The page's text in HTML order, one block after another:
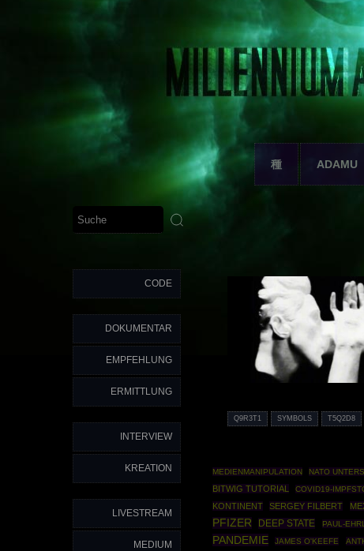
種 ADAMU
CODE
DOKUMENTAR
EMPFEHLUNG
ERMITTLUNG
INTERVIEW
KREATION
LIVESTREAM
MEDIUM
Q9R3T1 SYMBOLS T5Q2D8
MEDIENMANIPULATION NATO
BITWIG TUTORIAL
COVID19-
KONTINENT
SERGEY FILBERT
PFIZER DEEP STATE PAUL-
PANDEMIE JAMES O'KEEFE